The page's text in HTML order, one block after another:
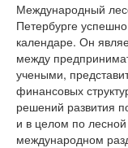
Международный
Петербурге
календаре. Он
между
учеными,
финансовых
решений развития
и в целом по
международном